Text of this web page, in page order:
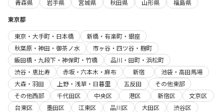
青森県
岩手県 宮城県 秋田県 山形県
福島県
東京都
東京・大手町・日本橋
新橋・有楽町・銀座
秋葉原・神田・御茶ノ水
市ヶ谷・四ツ谷・麹町
飯田橋・九段下・神保町・竹橋
品川・田町・浜松町
渋谷・恵比寿
赤坂・六本木・麻布 新宿
池袋・高田馬場
大森・羽田
上野・浅草・日暮里 五反田
その他東部
その他西部
千代田区 中央区 港区 新宿区
文京区
台東区
墨田区 江東区 品川区 大田区
渋谷区